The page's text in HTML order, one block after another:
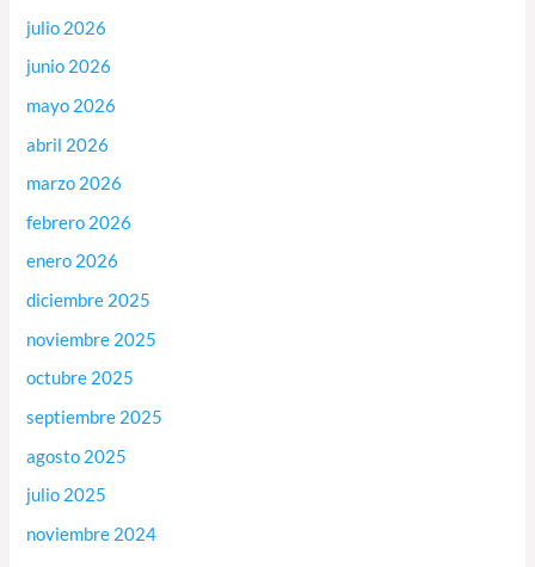
julio 2026
junio 2026
mayo 2026
abril 2026
marzo 2026
febrero 2026
enero 2026
diciembre 2025
noviembre 2025
octubre 2025
septiembre 2025
agosto 2025
julio 2025
noviembre 2024